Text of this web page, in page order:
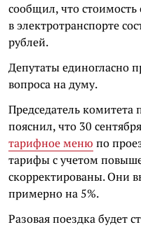
сообщил, что
в электротранспорте
рублей.
Депутаты единогласно
вопроса на думу.
Председатель
пояснил, что 30 сентября
тарифное меню по
тарифы с учетом
скорректированы. Они
примерно на 5%.
Разовая поездка будет